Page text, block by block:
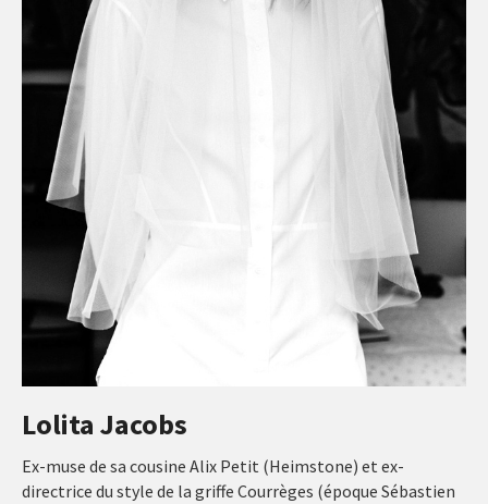
Lolita Jacobs
Ex-muse de sa cousine Alix Petit (Heimstone) et ex-
directrice du style de la griffe Courrèges (époque Sébastien